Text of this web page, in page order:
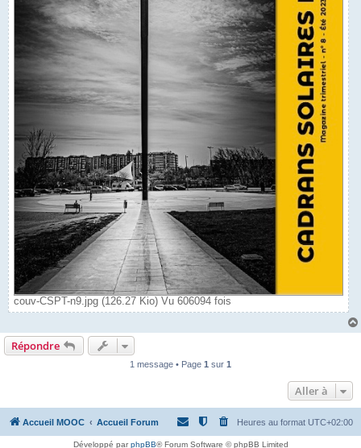
couv-CSPT-n9.jpg (126.27 Kio) Vu 606094 fois
Répondre
1 message • Page 1 sur 1
Aller à
Accueil MOOC Accueil Forum Heures au format UTC+02:00
Développé parphpBB® Forum Software © phpBB Limited